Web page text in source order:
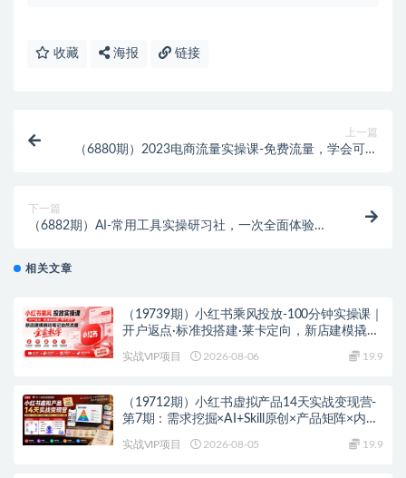
收藏 海报 链接
上一篇
（6880期）2023电商流量实操课-免费流量，学会可收
下一篇
（6882期）AI-常用工具实操研习社，一次全面体验，
相关文章
（19739期）小红书乘风投放-100分钟实操课｜
开户返点·标准投搭建·莱卡定向，新店建模撬动
实战VIP项目 2026-08-06 19.9
（19712期）小红书虚拟产品14天实战变现营-
第7期：需求挖掘×AI+Skill原创×产品矩阵×内容
实战VIP项目 2026-08-05 19.9